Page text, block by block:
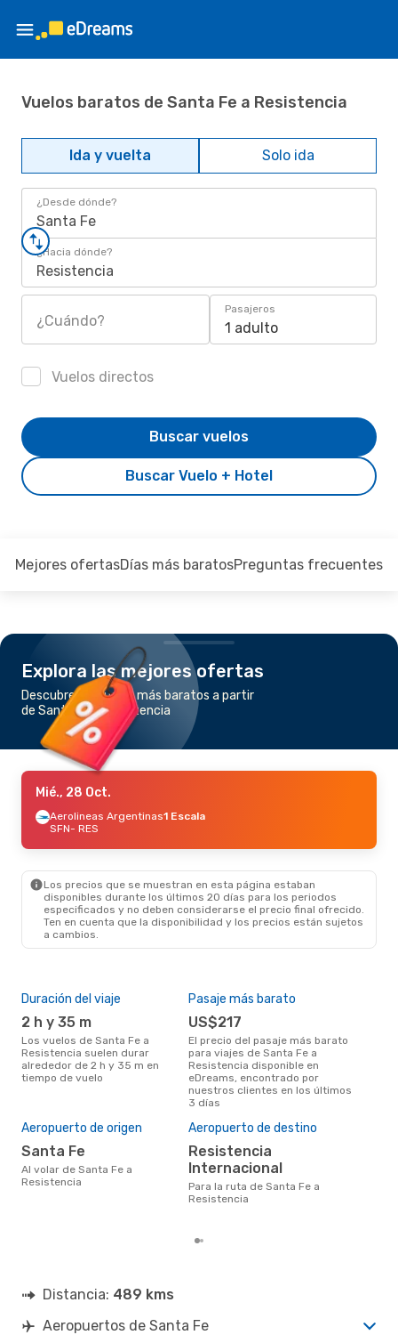
Vuelos baratos de Santa Fe a Resistencia
Ida y vuelta Solo ida
¿Desde dónde?
Santa Fe
¿Hacia dónde?
Resistencia
¿Cuándo?
Pasajeros
1 adulto
Vuelos directos
Buscar Vuelo + Hotel
Buscar vuelos
Mejores ofertasDías más baratosPreguntas frecuentes
Explora las mejores ofertas
Descubre los vuelos más baratos a partir
de Santa Fe a Resistencia
Mié., 28 Oct.
Aerolineas Argentinas1 Escala
SFN- RES
Los precios que se muestran en esta página estaban
disponibles durante los últimos 20 días para los periodos
especificados y no deben considerarse el precio final ofrecido.
Ten en cuenta que la disponibilidad y los precios están sujetos
a cambios.
Duración del viaje
2 h y 35 m
Los vuelos de Santa Fe a
Resistencia suelen durar
alrededor de 2 h y 35 m en
tiempo de vuelo
Pasaje más barato
US$217
El precio del pasaje más barato
para viajes de Santa Fe a
Resistencia disponible en
eDreams, encontrado por
nuestros clientes en los últimos
3 días
Aeropuerto de origen
Santa Fe
Al volar de Santa Fe a
Resistencia
Aeropuerto de destino
Resistencia
Internacional
Para la ruta de Santa Fe a
Resistencia
Distancia: 489 kms
Aeropuertos de Santa Fe